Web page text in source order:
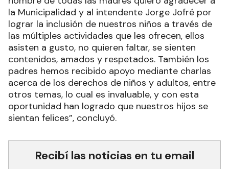
la Municipalidad y al intendente Jorge Jofré por
lograr la inclusión de nuestros niños a través de
las múltiples actividades que les ofrecen, ellos
asisten a gusto, no quieren faltar, se sienten
contenidos, amados y respetados. También los
padres hemos recibido apoyo mediante charlas
acerca de los derechos de niños y adultos, entre
otros temas, lo cual es invaluable, y con esta
oportunidad han logrado que nuestros hijos se
sientan felices”, concluyó.
Recibí las noticias en tu email